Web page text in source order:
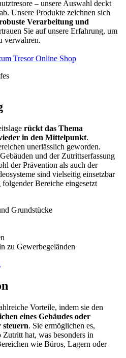
– unsere Auswahl deckt
Unsere Produkte zeichnen sich
Verarbeitung und
Sie auf unsere Erfahrung, um
verwahren.
Tresor Online Shop
rückt das Thema
in den Mittelpunkt.
unerlässlich geworden.
und der Zutrittserfassung
der Prävention als auch der
sind vielseitig einsetzbar
Bereiche eingesetzt
Grundstücke
zu Gewerbegeländen
Vorteile, indem sie den
eines Gebäudes oder
steuern. Sie ermöglichen es,
hat, was besonders in
wie Büros, Lagern oder